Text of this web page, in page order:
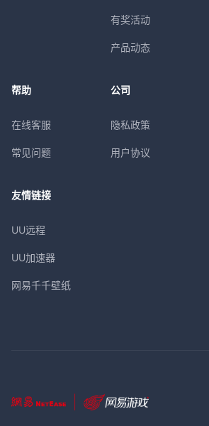
有奖活动
产品动态
帮助
在线客服
常见问题
公司
隐私政策
用户协议
友情链接
UU远程
UU加速器
网易千千壁纸